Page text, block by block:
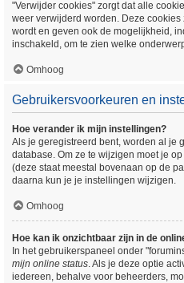
"Verwijder cookies" zorgt dat alle
weer verwijderd worden. Deze
wordt en geven ook de mogelijkheid,
inschakeld, om te zien welke
Omhoog
Gebruikersvoorkeuren en
Hoe verander ik mijn instellingen?
Als je geregistreerd bent, worden al je
database. Om ze te wijzigen moet je op
(deze staat meestal bovenaan op de
daarna kun je je instellingen wijzigen.
Omhoog
Hoe kan ik onzichtbaar zijn in de
In het gebruikerspaneel onder
mijn online status. Als je deze optie
iedereen, behalve voor beheerders,